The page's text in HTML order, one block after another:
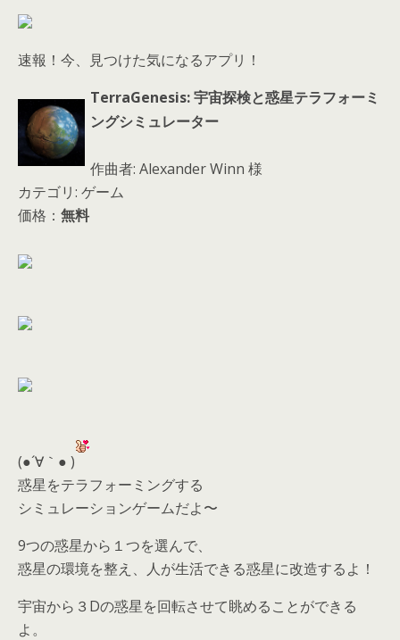
速報！今、見つけた気になるアプリ！
TerraGenesis: 宇宙探検と惑星テラフォーミ
ングシミュレーター
作曲者: Alexander Winn 様
カテゴリ: ゲーム
価格： 無料
(●´∀｀● )
惑星をテラフォーミングする
シミュレーションゲームだよ〜
9つの惑星から１つを選んで、
惑星の環境を整え、人が生活できる惑星に改造するよ！
宇宙から３Dの惑星を回転させて眺めることができる
よ。